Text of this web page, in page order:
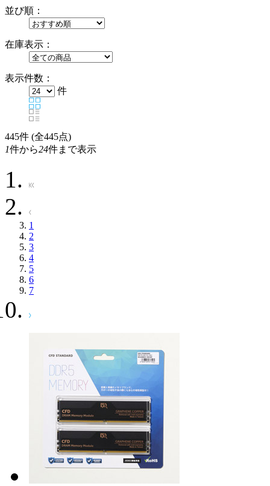
並び順：
在庫表示：
表示件数：
件
445件 (全445点)
1件から24件まで表示
1
2
3
4
5
6
7